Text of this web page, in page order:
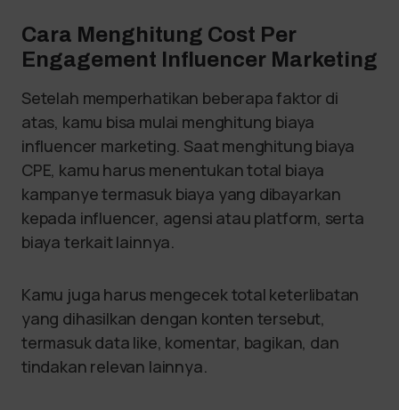
Cara Menghitung Cost Per
Engagement Influencer Marketing
Setelah memperhatikan beberapa faktor di
atas, kamu bisa mulai menghitung biaya
influencer marketing. Saat menghitung biaya
CPE, kamu harus menentukan total biaya
kampanye termasuk biaya yang dibayarkan
kepada influencer, agensi atau platform, serta
biaya terkait lainnya.
Kamu juga harus mengecek total keterlibatan
yang dihasilkan dengan konten tersebut,
termasuk data like, komentar, bagikan, dan
tindakan relevan lainnya.